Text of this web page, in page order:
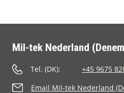
Mil-tek Nederland
Tel. (DK):
+45 9675
Email Mil-tek Nederland